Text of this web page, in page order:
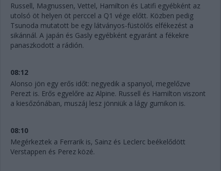
Russell, Magnussen, Vettel, Hamilton és Latifi egyébként az
utolsó öt helyen öt perccel a Q1 vége előtt. Közben pedig
Tsunoda mutatott be egy látványos-füstölős elfékezést a
sikánnál. A japán és Gasly egyébként egyaránt a fékekre
panaszkodott a rádión.
08:12
Alonso jön egy erős időt: negyedik a spanyol, megelőzve
Perezt is. Erős egyelőre az Alpine. Russell és Hamilton viszont
a kiesőzónában, muszáj lesz jönniük a lágy gumikon is.
08:10
Megérkeztek a Ferrarik is, Sainz és Leclerc beékelődött
Verstappen és Perez közé.